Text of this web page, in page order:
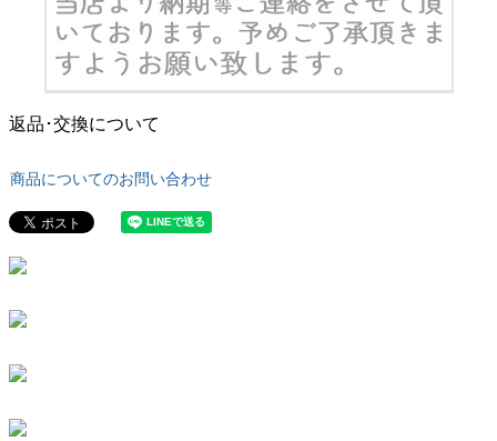
返品･交換について
商品についてのお問い合わせ